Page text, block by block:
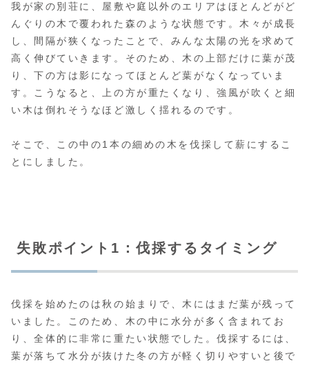
我が家の別荘に、屋敷や庭以外のエリアはほとんどがど
んぐりの木で覆われた森のような状態です。木々が成長
し、間隔が狭くなったことで、みんな太陽の光を求めて
高く伸びていきます。そのため、木の上部だけに葉が茂
り、下の方は影になってほとんど葉がなくなっていま
す。こうなると、上の方が重たくなり、強風が吹くと細
い木は倒れそうなほど激しく揺れるのです。
そこで、この中の1本の細めの木を伐採して薪にするこ
とにしました。
失敗ポイント1：伐採するタイミング
伐採を始めたのは秋の始まりで、木にはまだ葉が残って
いました。このため、木の中に水分が多く含まれてお
り、全体的に非常に重たい状態でした。伐採するには、
葉が落ちて水分が抜けた冬の方が軽く切りやすいと後で